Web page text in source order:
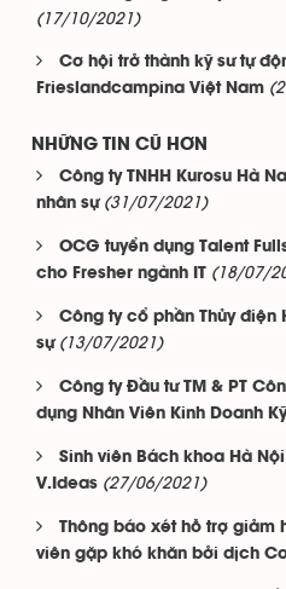
(17/10/2021)
Cơ hội trở thành kỹ sư tự
Frieslandcampina Việt Nam
NHỮNG TIN CŨ HƠN
Công ty TNHH Kurosu Hà
nhân sự (31/07/2021)
OCG tuyển dụng Talent
cho Fresher ngành IT (18/07/
Công ty cổ phần Thủy điện
sự (13/07/2021)
Công ty Đầu tư TM & PT
dụng Nhân Viên Kinh Doanh
Sinh viên Bách khoa Hà
V.Ideas (27/06/2021)
Thông báo xét hỗ trợ giảm
viên gặp khó khăn bởi dịch